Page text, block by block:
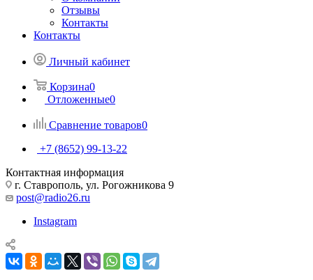
Отзывы
Контакты
Контакты
Личный кабинет
Корзина0
Отложенные0
Сравнение товаров0
+7 (8652) 99-13-22
Контактная информация
г. Ставрополь, ул. Рогожникова 9
post@radio26.ru
Instagram